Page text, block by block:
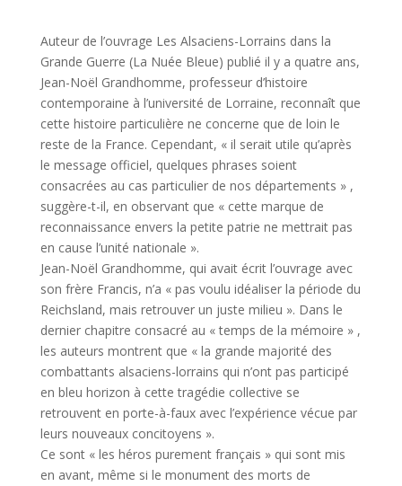
Auteur de l’ouvrage Les Alsaciens-Lorrains dans la
Grande Guerre (La Nuée Bleue) publié il y a quatre ans,
Jean-Noël Grandhomme, professeur d’histoire
contemporaine à l’université de Lorraine, reconnaît que
cette histoire particulière ne concerne que de loin le
reste de la France. Cependant, « il serait utile qu’après
le message officiel, quelques phrases soient
consacrées au cas particulier de nos départements » ,
suggère-t-il, en observant que « cette marque de
reconnaissance envers la petite patrie ne mettrait pas
en cause l’unité nationale ».
Jean-Noël Grandhomme, qui avait écrit l’ouvrage avec
son frère Francis, n’a « pas voulu idéaliser la période du
Reichsland, mais retrouver un juste milieu ». Dans le
dernier chapitre consacré au « temps de la mémoire » ,
les auteurs montrent que « la grande majorité des
combattants alsaciens-lorrains qui n’ont pas participé
en bleu horizon à cette tragédie collective se
retrouvent en porte-à-faux avec l’expérience vécue par
leurs nouveaux concitoyens ».
Ce sont « les héros purement français » qui sont mis
en avant, même si le monument des morts de